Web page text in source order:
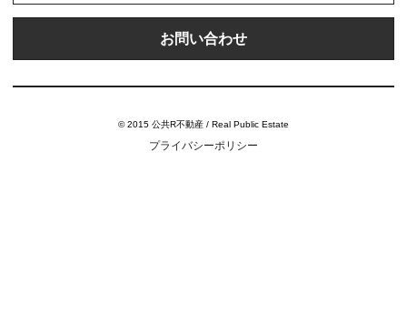
お問い合わせ
© 2015 公共R不動産 / Real Public Estate
プライバシーポリシー